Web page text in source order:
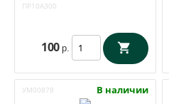
ПР10А300
100 р.
УМ00878 В наличии